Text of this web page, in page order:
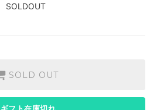
SOLDOUT
SOLD OUT